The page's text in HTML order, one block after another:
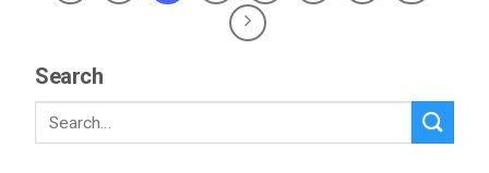
Search